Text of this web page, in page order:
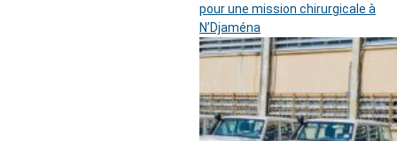
pour une mission chirurgicale à
N’Djaména